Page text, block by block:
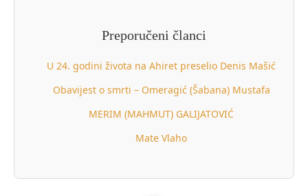
Preporučeni članci
U 24. godini života na Ahiret preselio Denis Mašić
Obavijest o smrti – Omeragić (Šabana) Mustafa
MERIM (MAHMUT) GALIJATOVIĆ
Mate Vlaho